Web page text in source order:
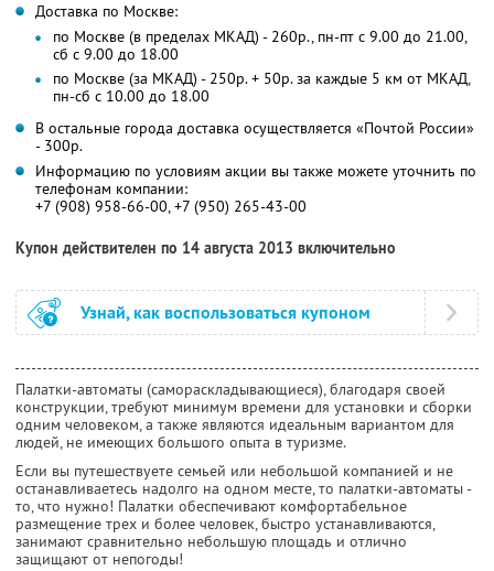
Доставка по Москве:
по Москве (в пределах МКАД) - 260р., пн-пт с 9.00 до 21.00,
сб с 9.00 до 18.00
по Москве (за МКАД) - 250р. + 50р. за каждые 5 км от МКАД,
пн-сб с 10.00 до 18.00
В остальные города доставка осуществляется «Почтой России»
- 300р.
Информацию по условиям акции вы также можете уточнить по
телефонам компании:
+7 (908) 958-66-00, +7 (950) 265-43-00
Купон действителен по 14 августа 2013 включительно
Узнай, как воспользоваться купоном
Палатки-автоматы (самораскладывающиеся), благодаря своей
конструкции, требуют минимум времени для установки и сборки
одним человеком, а также являются идеальным вариантом для
людей, не имеющих большого опыта в туризме.
Если вы путешествуете семьей или небольшой компанией и не
останавливаетесь надолго на одном месте, то палатки-автоматы -
то, что нужно! Палатки обеспечивают комфортабельное
размещение трех и более человек, быстро устанавливаются,
занимают сравнительно небольшую площадь и отлично
защищают от непогоды!